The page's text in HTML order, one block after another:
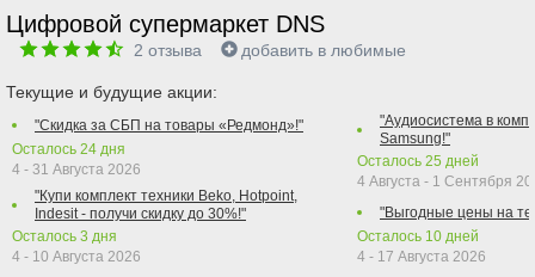
Цифровой супермаркет DNS
2 отзыва добавить в любимые
Текущие и будущие акции:
"Скидка за СБП на товары «Редмонд»!"
Осталось 24 дня
4 - 31 Августа 2026
"Купи комплект техники Beko, Hotpoint,
Indesit - получи скидку до 30%!"
Осталось 3 дня
4 - 10 Августа 2026
"Аудиосистема в
Samsung!"
Осталось 25 дней
4 Августа - 1 Сентября
"Выгодные цены на
Осталось 10 дней
4 - 17 Августа 2026